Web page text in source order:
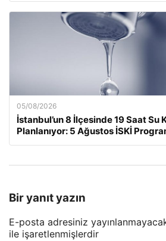
05/08/2026
İstanbul’un 8 İlçesinde 19 Saat Su
Planlanıyor: 5 Ağustos İSKİ
Bir yanıt yazın
E-posta adresiniz
ile işaretlenmişlerdir